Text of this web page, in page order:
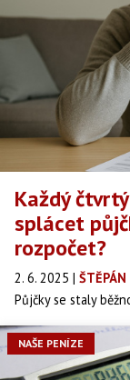
Každý
splácet
rozpočet?
2. 6. 2025 |
Půjčky se staly
přiznává, že je tlačí
se lidé bojí řešení,
NAŠE PENÍZE